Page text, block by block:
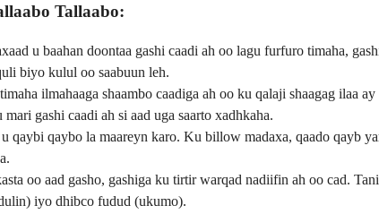
Tallaabo:
u baahan doontaa gashi caadi ah oo lagu furfuro timaha,
biyo kulul oo saabuun leh.
ilmahaaga shaambo caadiga ah oo ku qalaji shaagag ilaa
gashi caadi ah si aad uga saarto xadhkaha.
qaybi qaybo la maareyn karo. Ku billow madaxa, qaado qayb
oo aad gasho, gashiga ku tirtir warqad nadiifin ah oo cad.
iyo dhibco fudud (ukumo).